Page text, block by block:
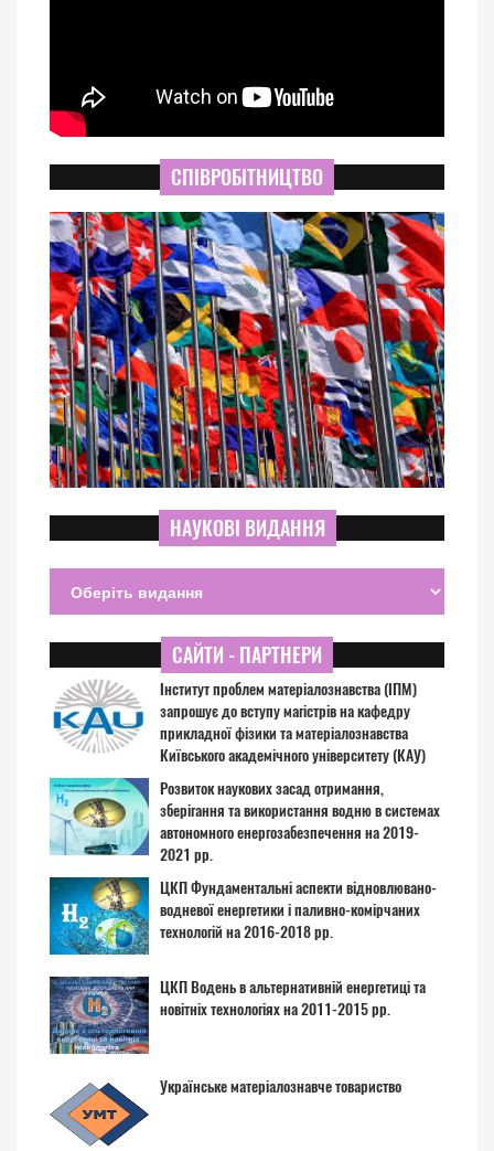
СПІВРОБІТНИЦТВО
НАУКОВІ ВИДАННЯ
САЙТИ - ПАРТНЕРИ
Інститут проблем матеріалознавства (ІПМ)
запрошує до вступу магістрів на кафедру
прикладної фізики та матеріалознавства
Київського академічного університету (КАУ)
Розвиток наукових засад отримання,
зберігання та використання водню в системах
автономного енергозабезпечення на 2019-
2021 рр.
ЦКП Фундаментальні аспекти відновлювано-
водневої енергетики і паливно-комірчаних
технологій на 2016-2018 рр.
ЦКП Водень в альтернативній енергетиці та
новітніх технологіях на 2011-2015 рр.
Українське матеріалознавче товариство